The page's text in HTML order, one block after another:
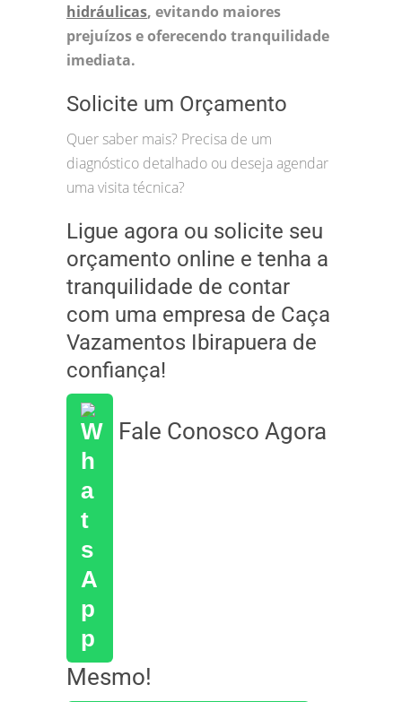
hidráulicas, evitando maiores
prejuízos e oferecendo tranquilidade
imediata.
Solicite um Orçamento
Quer saber mais? Precisa de um
diagnóstico detalhado ou deseja agendar
uma visita técnica?
Ligue agora ou solicite seu
orçamento online e tenha a
tranquilidade de contar
com uma empresa de Caça
Vazamentos Ibirapuera de
confiança!
Fale Conosco Agora
Mesmo!